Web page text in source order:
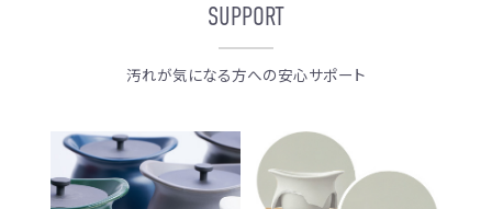
SUPPORT
汚れが気になる方への安心サポート